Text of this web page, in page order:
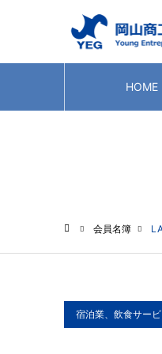
HOME
会員名簿
宿泊業、飲食サー